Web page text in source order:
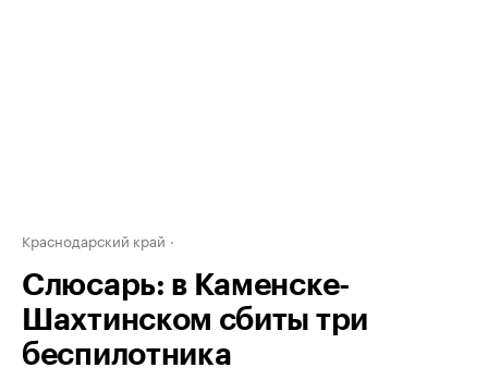
Краснодарский край
Слюсарь: в Каменске-
Шахтинском сбиты три
беспилотника